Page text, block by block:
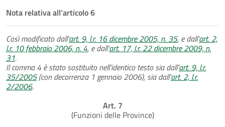
Nota relativa all'articolo 6
Così modificato dall'art. 9, l.r. 16 dicembre 2005, n. 35, e dall'art. 2,
l.r. 10 febbraio 2006, n. 4, e dall'art. 17, l.r. 22 dicembre 2009, n.
31.
Il comma 4 è stato sostituito nell'identico testo sia dall'art. 9, l.r.
35/2005(con decorrenza 1 gennaio 2006), sia dall'art. 2, l.r.
2/2006.
Art. 7
(Funzioni delle Province)